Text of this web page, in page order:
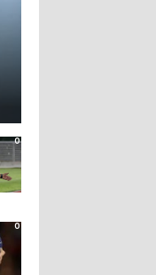
0
0